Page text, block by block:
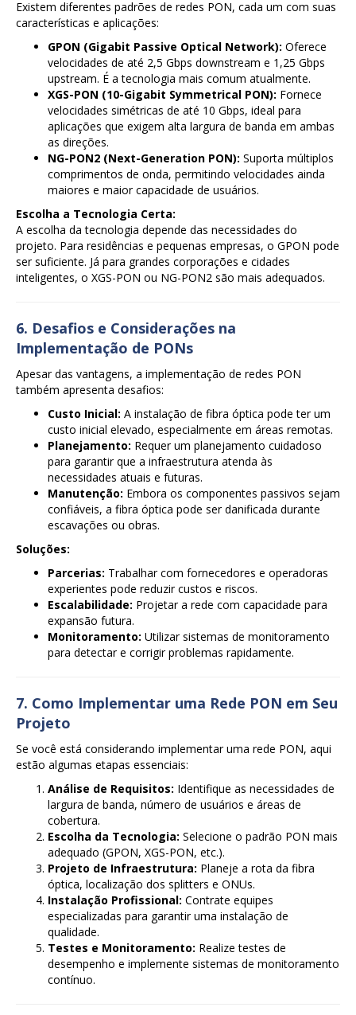
Existem diferentes padrões de redes PON, cada um com suas
características e aplicações:
GPON (Gigabit Passive Optical Network): Oferece
velocidades de até 2,5 Gbps downstream e 1,25 Gbps
upstream. É a tecnologia mais comum atualmente.
XGS-PON (10-Gigabit Symmetrical PON): Fornece
velocidades simétricas de até 10 Gbps, ideal para
aplicações que exigem alta largura de banda em ambas
as direções.
NG-PON2 (Next-Generation PON): Suporta múltiplos
comprimentos de onda, permitindo velocidades ainda
maiores e maior capacidade de usuários.
Escolha a Tecnologia Certa:
A escolha da tecnologia depende das necessidades do
projeto. Para residências e pequenas empresas, o GPON pode
ser suficiente. Já para grandes corporações e cidades
inteligentes, o XGS-PON ou NG-PON2 são mais adequados.
6. Desafios e Considerações na
Implementação de PONs
Apesar das vantagens, a implementação de redes PON
também apresenta desafios:
Custo Inicial: A instalação de fibra óptica pode ter um
custo inicial elevado, especialmente em áreas remotas.
Planejamento: Requer um planejamento cuidadoso
para garantir que a infraestrutura atenda às
necessidades atuais e futuras.
Manutenção: Embora os componentes passivos sejam
confiáveis, a fibra óptica pode ser danificada durante
escavações ou obras.
Soluções:
Parcerias: Trabalhar com fornecedores e operadoras
experientes pode reduzir custos e riscos.
Escalabilidade: Projetar a rede com capacidade para
expansão futura.
Monitoramento: Utilizar sistemas de monitoramento
para detectar e corrigir problemas rapidamente.
7. Como Implementar uma Rede PON em Seu
Projeto
Se você está considerando implementar uma rede PON, aqui
estão algumas etapas essenciais:
Análise de Requisitos: Identifique as necessidades de
largura de banda, número de usuários e áreas de
cobertura.
Escolha da Tecnologia: Selecione o padrão PON mais
adequado (GPON, XGS-PON, etc.).
Projeto de Infraestrutura: Planeje a rota da fibra
óptica, localização dos splitters e ONUs.
Instalação Profissional: Contrate equipes
especializadas para garantir uma instalação de
qualidade.
Testes e Monitoramento: Realize testes de
desempenho e implemente sistemas de monitoramento
contínuo.